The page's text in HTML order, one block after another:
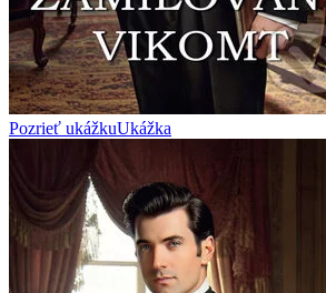
Pozrieť ukážkuUkážka